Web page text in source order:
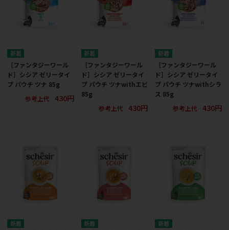
［ファンタジーワール
ド］シシア ゼリータイ
プ パウチ ツナ 85g
参考上代
430円
［ファンタジーワール
ド］シシア ゼリータイ
プ パウチ ツナwithエビ
85g
参考上代
430円
［ファンタジーワール
ド］シシア ゼリータイ
プ パウチ ツナwithシラ
ス 85g
参考上代
430円